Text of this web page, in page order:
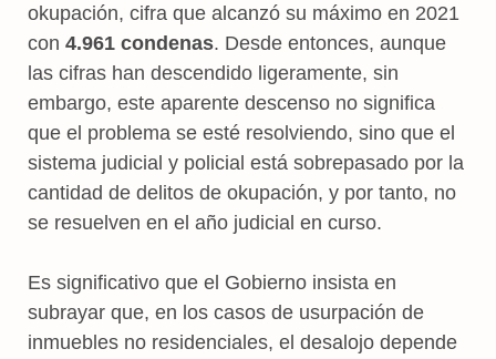
okupación, cifra que alcanzó su máximo en 2021
con 4.961 condenas. Desde entonces, aunque
las cifras han descendido ligeramente, sin
embargo, este aparente descenso no significa
que el problema se esté resolviendo, sino que el
sistema judicial y policial está sobrepasado por la
cantidad de delitos de okupación, y por tanto, no
se resuelven en el año judicial en curso.
Es significativo que el Gobierno insista en
subrayar que, en los casos de usurpación de
inmuebles no residenciales, el desalojo depende